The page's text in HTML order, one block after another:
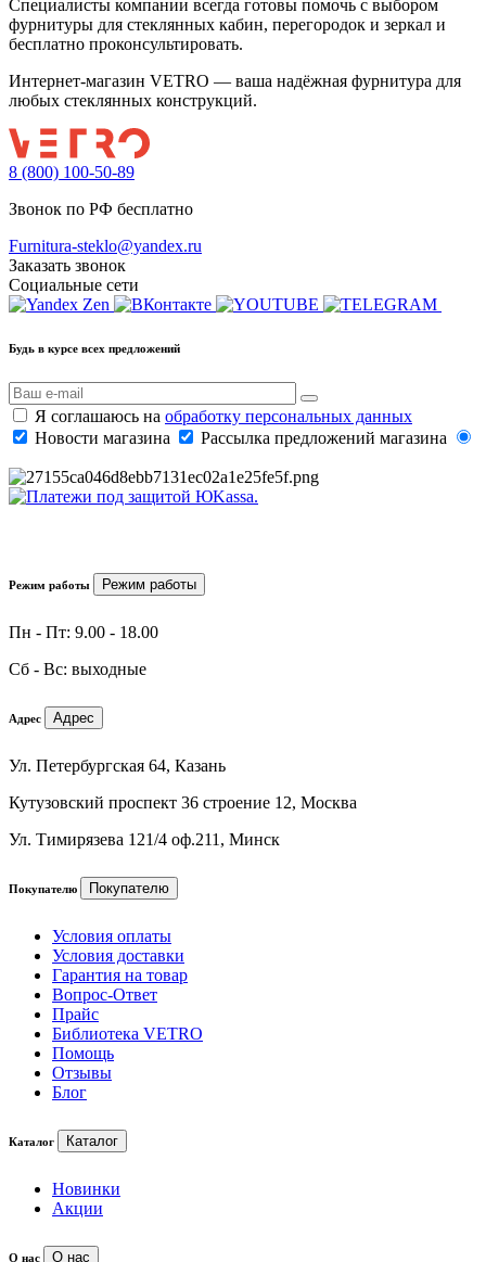
Специалисты компании всегда готовы помочь с выбором
фурнитуры для стеклянных кабин, перегородок и зеркал и
бесплатно проконсультировать.
Интернет-магазин VETRO — ваша надёжная фурнитура для
любых стеклянных конструкций.
8 (800) 100-50-89
Звонок по РФ бесплатно
Furnitura-steklo@yandex.ru
Заказать звонок
Социальные сети
Будь в курсе всех предложений
Я соглашаюсь на обработку персональных данных
Новости магазина
Рассылка предложений магазина
Режим работы Режим работы
Пн - Пт: 9.00 - 18.00
Сб - Вс: выходные
Адрес Адрес
Ул. Петербургская 64, Казань
Кутузовский проспект 36 строение 12, Москва
Ул. Тимирязева 121/4 оф.211, Минск
Покупателю Покупателю
Условия оплаты
Условия доставки
Гарантия на товар
Вопрос-Ответ
Прайс
Библиотека VETRO
Помощь
Отзывы
Блог
Каталог Каталог
Новинки
Акции
О нас О нас